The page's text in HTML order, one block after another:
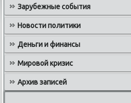
Зарубежные события
Новости политики
Деньги и финансы
Мировой кризис
Архив записей